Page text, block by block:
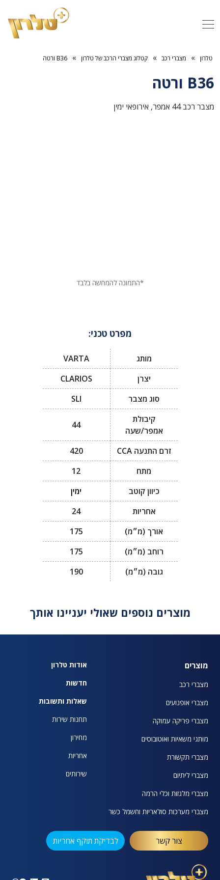
טלרון » מצברי רכב » קטלוג מצברי הרכב של טלרון » B36 ורטה
B36 ורטה
מצבר רכב 44 אמפר, אירופאי ימין
*התמונה להמחשה בלבד
מפרט טכני:
מותג
VARTA
יצרן
CLARIOS
סוג מצבר
SLI
קיבולת
אמפר/שעה
44
זרם התנעה CCA
420
מתח
12
כיוון קוטב
ימין
אחריות
24
אורך (מ״מ)
175
רוחב (מ״מ)
175
גובה (מ״מ)
190
מוצרים נוספים שאולי יעניינו אותך
מוצרים
מצברי רכב
מצברי אופנועים
מצברי פריקה עמוקה
מותגי משאיות ואוטובוסים
מצברי תקשורת
מצברי ליתיום
מצברי מלגזות וכלי הרמה
מצברי מערכות סולאריות וחשמל כשר
אודות טלרון
חדשות
שאלות ותשובות
תחנות שירות
מחירון
אחריות
שירותים
צור קשר לבדיקת תוקף אחריות